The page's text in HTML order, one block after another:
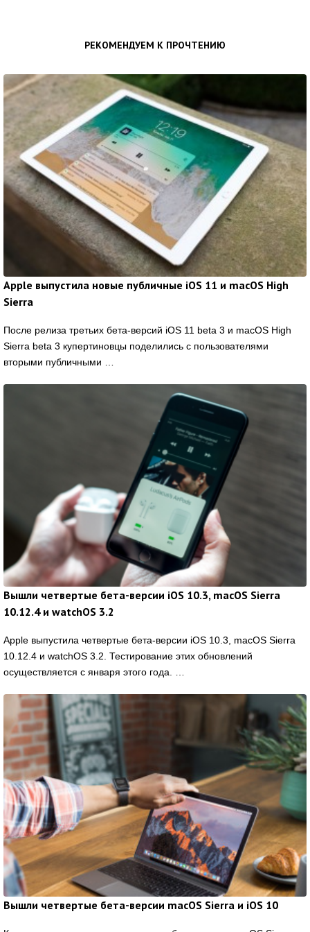
РЕКОМЕНДУЕМ К ПРОЧТЕНИЮ
Apple выпустила новые публичные iOS 11 и macOS High
Sierra
После релиза третьих бета-версий iOS 11 beta 3 и macOS High
Sierra beta 3 купертиновцы поделились с пользователями
вторыми публичными …
Вышли четвертые бета-версии iOS 10.3, macOS Sierra
10.12.4 и watchOS 3.2
Apple выпустила четвертые бета-версии iOS 10.3, macOS Sierra
10.12.4 и watchOS 3.2. Тестирование этих обновлений
осуществляется с января этого года. …
Вышли четвертые бета-версии macOS Sierra и iOS 10